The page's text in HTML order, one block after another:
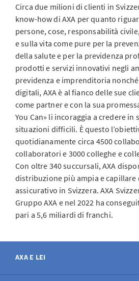
Circa due milioni di clienti in
know-how di AXA per quanto
persone, cose, responsabilità
e sulla vita come pure per la
della salute e per la previdenza
prodotti e servizi innovativi negli
previdenza e imprenditoria
digitali, AXA è al fianco delle sue
come partner e con la sua
You Can» li incoraggia a credere in
situazioni difficili. È questo
quotidianamente circa 4500
collaboratori e 3000 colleghe e
Con oltre 340 succursali, AXA
distribuzione più ampia e capillare
assicurativo in Svizzera. AXA
Gruppo AXA e nel 2022 ha
pari a 5,6 miliardi di franchi.
AXA E LEI